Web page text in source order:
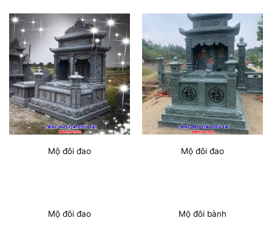
Mộ đôi đao Mộ đôi đao
Mộ đôi đao Mộ đôi bành